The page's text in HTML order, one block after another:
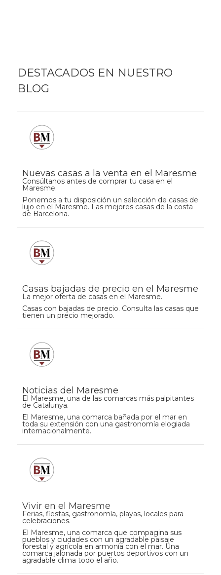
DESTACADOS EN NUESTRO
BLOG
Nuevas casas a la venta en el Maresme
Consúltanos antes de comprar tu casa en el
Maresme.
Ponemos a tu disposición un selección de casas de
lujo en el Maresme. Las mejores casas de la costa
de Barcelona.
Casas bajadas de precio en el Maresme
La mejor oferta de casas en el Maresme.
Casas con bajadas de precio. Consulta las casas que
tienen un precio mejorado.
Noticias del Maresme
El Maresme, una de las comarcas más palpitantes
de Catalunya.
El Maresme, una comarca bañada por el mar en
toda su extensión con una gastronomía elogiada
internacionalmente.
Vivir en el Maresme
Ferias, fiestas, gastronomía, playas, locales para
celebraciones.
El Maresme, una comarca que compagina sus
pueblos y ciudades con un agradable paisaje
forestal y agrícola en armonía con el mar. Una
comarca jalonada por puertos deportivos con un
agradable clima todo el año.